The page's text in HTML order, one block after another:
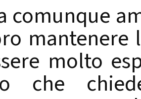
comunque
mantenere
molto
che